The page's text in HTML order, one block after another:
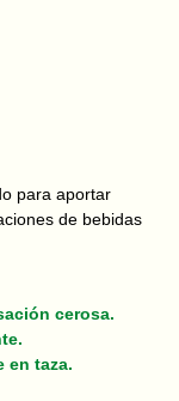
para aportar
de bebidas
cerosa.
en taza.